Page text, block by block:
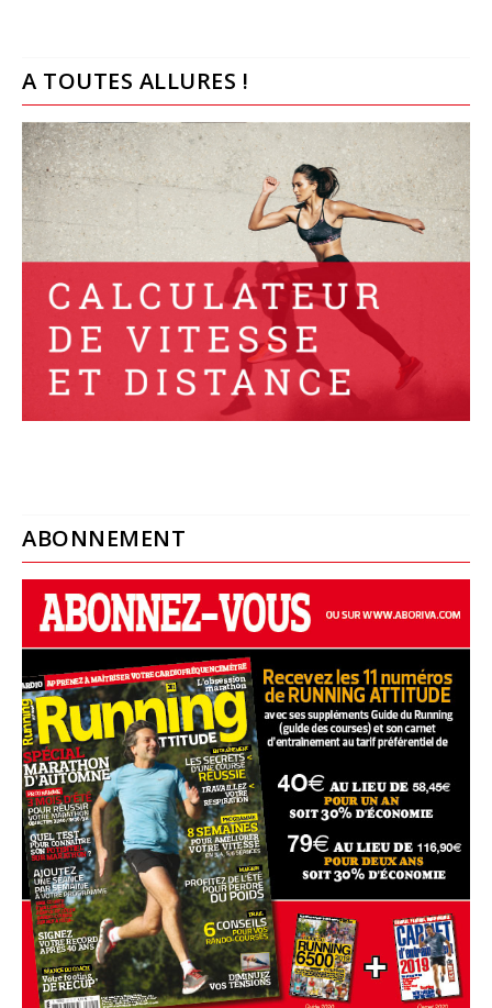
A TOUTES ALLURES !
ABONNEMENT